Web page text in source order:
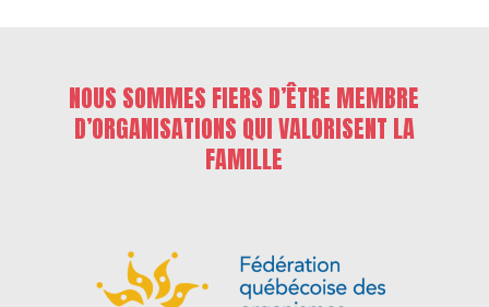
NOUS SOMMES FIERS D’ÊTRE MEMBRE
D’ORGANISATIONS QUI VALORISENT LA
FAMILLE